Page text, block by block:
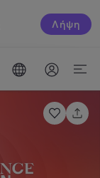
Λήψη